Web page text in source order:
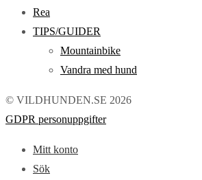
Rea
TIPS/GUIDER
Mountainbike
Vandra med hund
© VILDHUNDEN.SE 2026
GDPR personuppgifter
Mitt konto
Sök